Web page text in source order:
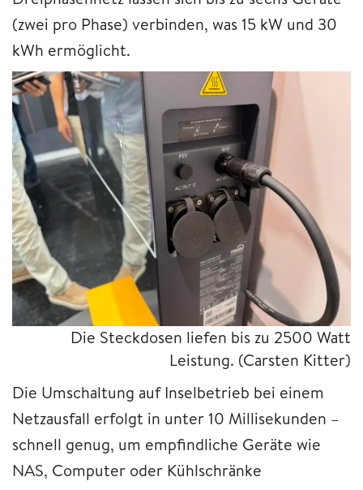
(zwei pro Phase) verbinden, was 15 kW und 30
kWh ermöglicht.
Die Steckdosen liefen bis zu 2500 Watt
Leistung. (Carsten Kitter)
Die Umschaltung auf Inselbetrieb bei einem
Netzausfall erfolgt in unter 10 Millisekunden –
schnell genug, um empfindliche Geräte wie
NAS, Computer oder Kühlschränke